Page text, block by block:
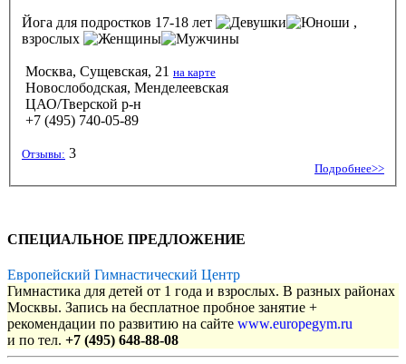
Йога для подростков 17-18 лет
,
взрослых
Москва, Сущевская, 21 на карте
Новослободская, Менделеевская
ЦАО/Тверской р-н
+7 (495) 740-05-89
Отзывы: 3
Подробнее>>
СПЕЦИАЛЬНОЕ ПРЕДЛОЖЕНИЕ
Европейский Гимнастический Центр
Гимнастика для детей от 1 года и взрослых. В разных районах
Москвы. Запись на бесплатное пробное занятие +
рекомендации по развитию на сайте www.europegym.ru
и по тел. +7 (495) 648-88-08